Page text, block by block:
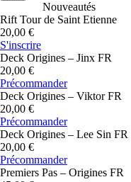
Nouveautés
Rift Tour de Saint Etienne
20,00 €
S'inscrire
Deck Origines – Jinx FR
20,00 €
Précommander
Deck Origines – Viktor FR
20,00 €
Précommander
Deck Origines – Lee Sin FR
20,00 €
Précommander
Premiers Pas – Origines FR